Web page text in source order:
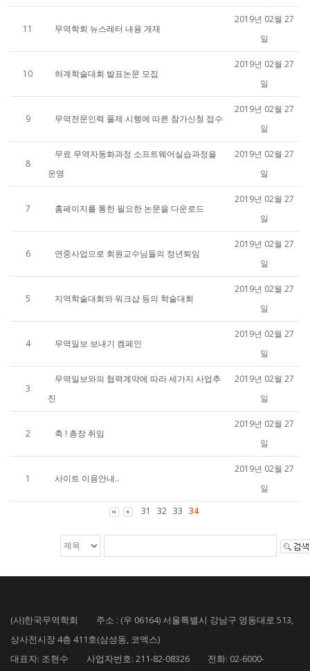
11 무역학회 뉴스레터 내용 게재
2019년 02월 27
일
10 하계학술대회 발표논문 모집
2019년 02월 27
일
9 무역전문인력 풀제 시행에 따른 참가신청 접수
2019년 02월 27
일
8
무료 무역자동화과정 소프트웨어실습과정을
운영
2019년 02월 27
일
7 홈페이지를 통한 필요한 논문을 다운로드
2019년 02월 27
일
6 연중사업으로 회원교수님들의 정년퇴임
2019년 02월 27
일
5 지역학술대회와 워크샵 등의 학술대회
2019년 02월 27
일
4 무역일보 보내기 켐페인
2019년 02월 27
일
3
무역일보와의 협력계약에 따라 세가지 사업추
진
2019년 02월 27
일
2 축 ! 총장 취임
2019년 02월 27
일
1 사이트 이용안내..
2019년 02월 27
일
31
32 33 34
(사)한국무역학회 주소 : (우 06164) 서울특별시 강남구 영동대로 513,
상사전시장 4층 411호(삼성동, 코엑스)
대표자: 조현수 사업자번호: 211-82-08326 전화: 02-6000-